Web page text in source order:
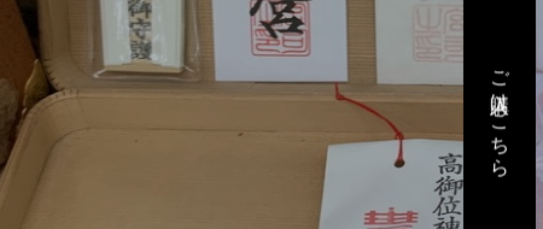
ご購入はこちら